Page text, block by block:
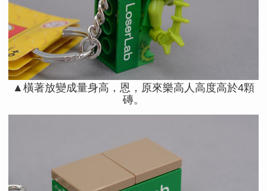
▲橫著放變成量身高，恩，原來樂高人高度高於4顆
磚。